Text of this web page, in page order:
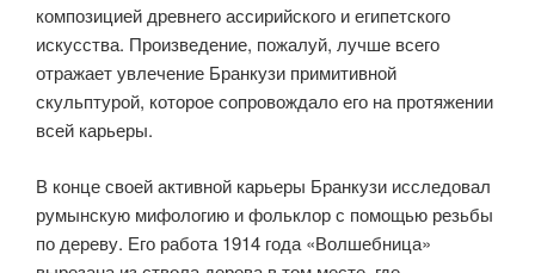
композицией древнего ассирийского и египетского
искусства. Произведение, пожалуй, лучше всего
отражает увлечение Бранкузи примитивной
скульптурой, которое сопровождало его на протяжении
всей карьеры.
В конце своей активной карьеры Бранкузи исследовал
румынскую мифологию и фольклор с помощью резьбы
по дереву. Его работа 1914 года «Волшебница»